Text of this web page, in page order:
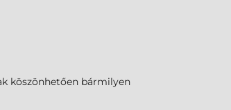
köszönhetően bármilyen